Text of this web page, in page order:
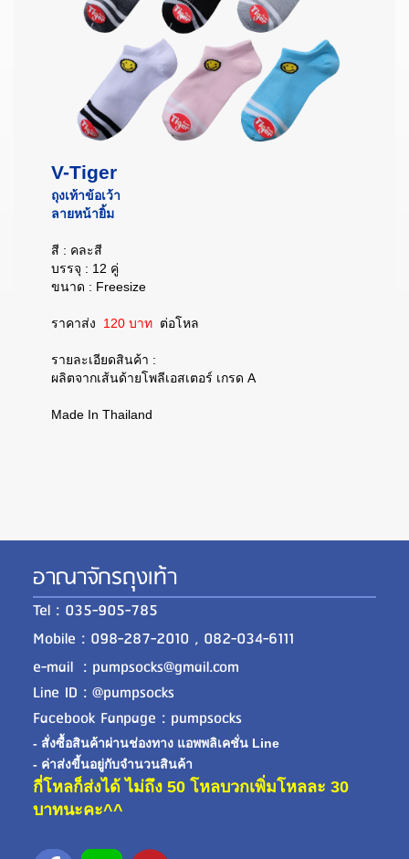
V-Tiger
ถุงเท้าข้อเว้า
ลายหน้ายิ้ม
สี : คละสี
บรรจุ : 12 คู่
ขนาด : Freesize
ราคาส่ง 120 บาท ต่อโหล
รายละเอียดสินค้า :
ผลิตจากเส้นด้ายโพลีเอสเตอร์ เกรด A
Made In Thailand
อาณาจักรถุงเท้า
Tel : 035-905-785
Mobile : 098-287-2010 , 082-034-6111
e-mail : pumpsocks@gmail.com
Line ID : @pumpsocks
Facebook Fanpage : pumpsocks
- สั่งซื้อสินค้าผ่านช่องทาง แอพพลิเคชั่น Line
- ค่าส่งขี้นอยู่กับจำนวนสินค้า
กี่โหลก็ส่งได้ ไม่ถึง 50 โหลบวกเพิ่มโหลละ 30
บาทนะคะ^^